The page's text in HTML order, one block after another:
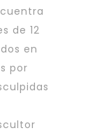
de 12
en
por